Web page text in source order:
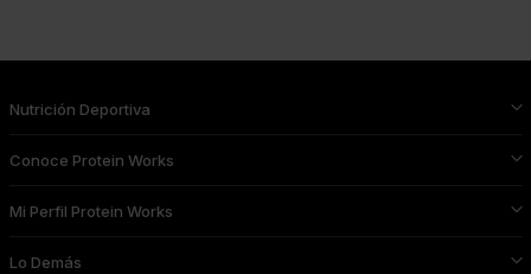
Nutrición Deportiva
Conoce Protein Works
Mi Perfil Protein Works
Lo Demás